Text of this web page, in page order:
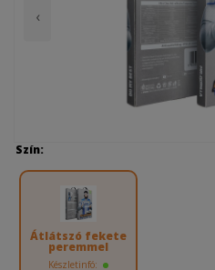
‹
Szín:
Átlátszó fekete
peremmel
Készletinfó: